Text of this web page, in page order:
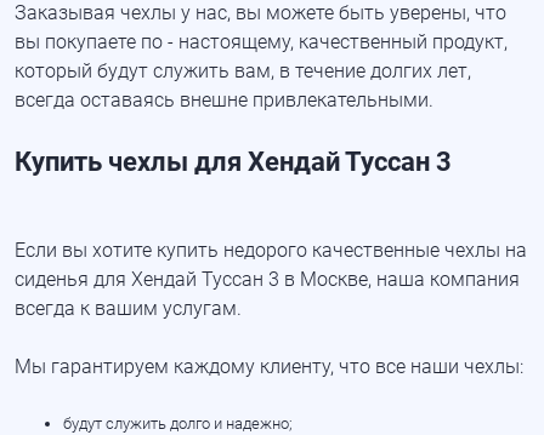
Заказывая чехлы у нас, вы можете быть уверены, что
вы покупаете по - настоящему, качественный продукт,
который будут служить вам, в течение долгих лет,
всегда оставаясь внешне привлекательными.
Купить чехлы для Хендай Туссан 3
Если вы хотите купить недорого качественные чехлы на
сиденья для Хендай Туссан 3 в Москве, наша компания
всегда к вашим услугам.
Мы гарантируем каждому клиенту, что все наши чехлы:
будут служить долго и надежно;